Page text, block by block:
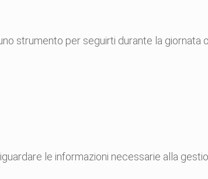
strumento per seguirti durante la giornata
le informazioni necessarie alla